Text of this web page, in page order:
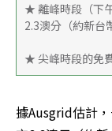
★ 離峰時段（下
2.3澳分（約新台
★ 尖峰時段的免
據Ausgrid估計